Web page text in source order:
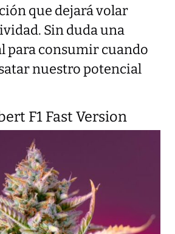
que dejará volar
Sin duda una
para consumir cuando
nuestro potencial
F1 Fast Version